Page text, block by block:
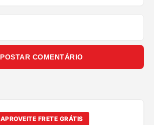
POSTAR COMENTÁRIO
APROVEITE FRETE GRÁTIS